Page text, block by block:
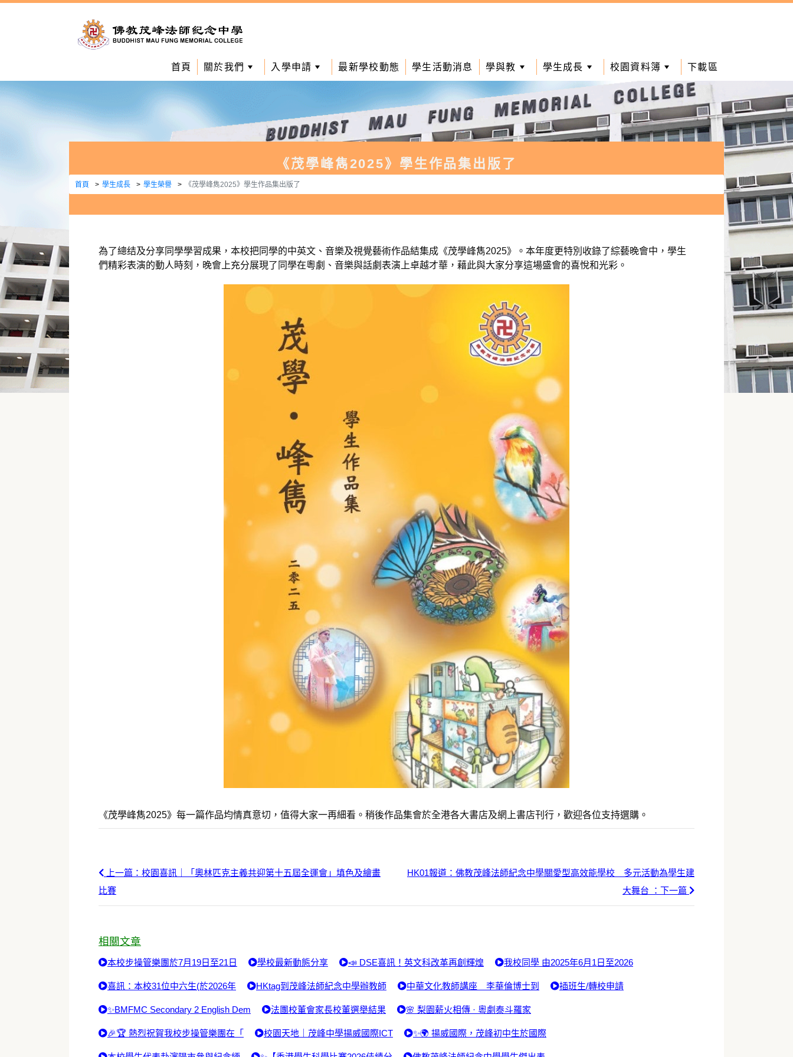
首頁 關於我們 入學申請 最新學校動態 學生活動消息 學與教 學生成長 校園資料簿 下載區
《茂學峰雋2025》學生作品集出版了
首頁 學生成長 學生榮譽 《茂學峰雋2025》學生作品集出版了
為了總结及分享同學學習成果，本校把同學的中英文、音樂及視覺藝術作品結集成《茂學峰雋2025》。本年度更特別收錄了綜藝晚會中，學生
們精彩表演的動人時刻，晚會上充分展現了同學在粵劇、音樂與話劇表演上卓越才華，藉此與大家分享這場盛會的喜悅和光彩。
《茂學峰雋2025》每一篇作品均情真意切，值得大家一再細看。稍後作品集會於全港各大書店及網上書店刊行，歡迎各位支持選購。
上一篇：校園喜訊｜「奧林匹克主義共迎第十五屆全運會」填色及繪畫
比賽
HK01報道：佛教茂峰法師紀念中學關愛型高效能學校 多元活動為學生建
大舞台 ：下一篇
相關文章
本校步操管樂團於7月19日至21日 學校最新動態分享 📣 DSE喜訊！英文科改革再創輝煌 我校同學 由2025年6月1日至2026
喜訊：本校31位中六生(於2026年 HKtag到茂峰法師紀念中學辦教師 中華文化教師講座 李華倫博士到 插班生/轉校申請
✨BMFMC Secondary 2 English Dem 法團校董會家長校董選舉結果 🌸 梨園薪火相傳 · 粵劇泰斗羅家
🎉🏆 熱烈祝賀我校步操管樂團在「 校園天地｜茂峰中學揚威國際ICT ✨🌍 揚威國際，茂峰初中生於國際